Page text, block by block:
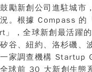
勵新創公司進駐城市
。根據 Compass 的
，全球新創最活躍
谷、紐約、洛杉磯、
家調查機構 Startup
球前 30 大新創生態